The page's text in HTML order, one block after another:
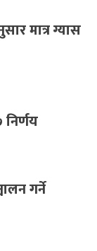
मात्र ग्यास
गर्ने